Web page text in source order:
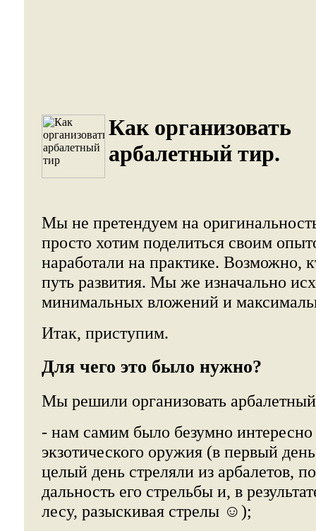
Как организовать
арбалетный тир.
Мы не претендуем на
просто хотим поделиться своим
наработали на практике. Возможно,
путь развития. Мы же изначально
минимальных вложений и
Итак, приступим.
Для чего это было нужно?
Мы решили организовать
- нам самим было безумно интересно
экзотического оружия (в первый
целый день стреляли из арбалетов,
дальность его стрельбы и, в
лесу, разыскивая стрелы ☺);